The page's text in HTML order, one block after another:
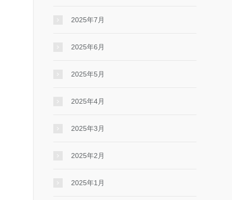
2025年7月
2025年6月
2025年5月
2025年4月
2025年3月
2025年2月
2025年1月